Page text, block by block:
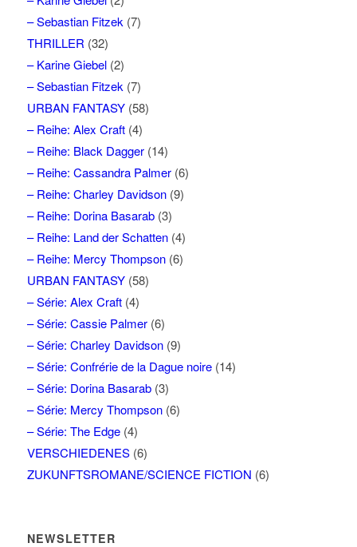
– Sebastian Fitzek (7)
THRILLER (32)
– Karine Giebel(2)
– Sebastian Fitzek (7)
URBAN FANTASY(58)
– Reihe: Alex Craft(4)
– Reihe: Black Dagger(14)
– Reihe: Cassandra Palmer(6)
– Reihe: Charley Davidson(9)
– Reihe: Dorina Basarab(3)
– Reihe: Land der Schatten(4)
– Reihe: Mercy Thompson(6)
URBAN FANTASY(58)
– Série: Alex Craft(4)
– Série: Cassie Palmer(6)
– Série: Charley Davidson(9)
– Série: Confrérie de la Dague noire(14)
– Série: Dorina Basarab(3)
– Série: Mercy Thompson(6)
– Série: The Edge(4)
VERSCHIEDENES(6)
ZUKUNFTSROMANE/SCIENCE FICTION (6)
NEWSLETTER